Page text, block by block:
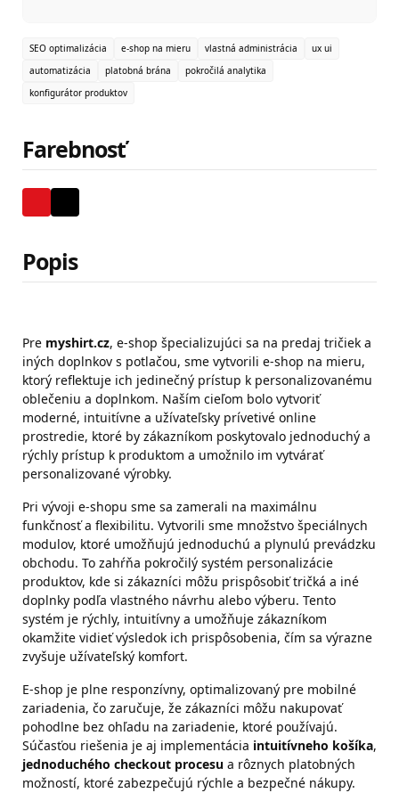
SEO optimalizácia e-shop na mieru vlastná administrácia
ux ui
automatizácia
platobná brána
pokročilá analytika
konfigurátor produktov
Farebnosť
Popis
Pre myshirt.cz, e-shop špecializujúci sa na predaj tričiek a
iných doplnkov s potlačou, sme vytvorili e-shop na mieru,
ktorý reflektuje ich jedinečný prístup k personalizovanému
oblečeniu a doplnkom. Naším cieľom bolo vytvoriť
moderné, intuitívne a užívateľsky prívetivé online
prostredie, ktoré by zákazníkom poskytovalo jednoduchý a
rýchly prístup k produktom a umožnilo im vytvárať
personalizované výrobky.
Pri vývoji e-shopu sme sa zamerali na maximálnu
funkčnosť a flexibilitu. Vytvorili sme množstvo špeciálnych
modulov, ktoré umožňujú jednoduchú a plynulú prevádzku
obchodu. To zahŕňa pokročilý systém personalizácie
produktov, kde si zákazníci môžu prispôsobiť tričká a iné
doplnky podľa vlastného návrhu alebo výberu. Tento
systém je rýchly, intuitívny a umožňuje zákazníkom
okamžite vidieť výsledok ich prispôsobenia, čím sa výrazne
zvyšuje užívateľský komfort.
E-shop je plne responzívny, optimalizovaný pre mobilné
zariadenia, čo zaručuje, že zákazníci môžu nakupovať
pohodlne bez ohľadu na zariadenie, ktoré používajú.
Súčasťou riešenia je aj implementácia intuitívneho košíka,
jednoduchého checkout procesu a rôznych platobných
možností, ktoré zabezpečujú rýchle a bezpečné nákupy.